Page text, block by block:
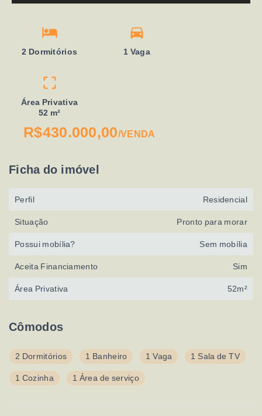
2 Dormitórios 1 Vaga
Área Privativa
52 m²
R$430.000,00/VENDA
Cômodos
2 Dormitórios 1 Banheiro 1 Vaga 1 Sala de TV
1 Cozinha 1 Área de serviço
Ficha do imóvel
Perfil Residencial
Situação Pronto para morar
Possui mobília? Sem mobília
Aceita Financiamento Sim
Área Privativa 52m²